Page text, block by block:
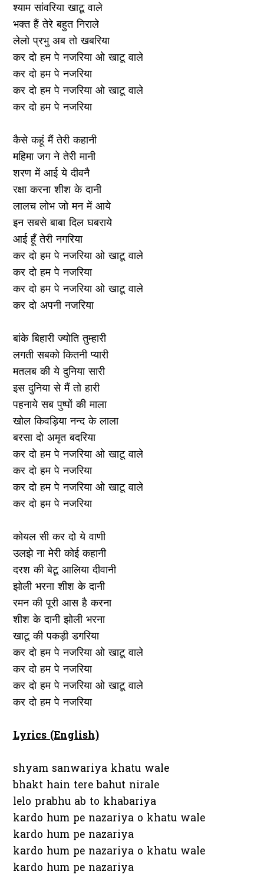
श्याम सांवरिया खाटू वाले
भक्त हैं तेरे बहुत निराले
लेलो प्रभु अब तो खबरिया
कर दो हम पे नजरिया ओ खाटू वाले
कर दो हम पे नजरिया
कर दो हम पे नजरिया ओ खाटू वाले
कर दो हम पे नजरिया
कैसे कहूं मैं तेरी कहानी
महिमा जग ने तेरी मानी
शरण में आई ये दीवनै
रक्षा करना शीश के दानी
लालच लोभ जो मन में आये
इन सबसे बाबा दिल घबराये
आई हूँ तेरी नगरिया
कर दो हम पे नजरिया ओ खाटू वाले
कर दो हम पे नजरिया
कर दो हम पे नजरिया ओ खाटू वाले
कर दो अपनी नजरिया
बांके बिहारी ज्योति तुम्हारी
लगती सबको कितनी प्यारी
मतलब की ये दुनिया सारी
इस दुनिया से मैं तो हारी
पहनाये सब पुष्पों की माला
खोल किवड़िया नन्द के लाला
बरसा दो अमृत बदरिया
कर दो हम पे नजरिया ओ खाटू वाले
कर दो हम पे नजरिया
कर दो हम पे नजरिया ओ खाटू वाले
कर दो हम पे नजरिया
कोयल सी कर दो ये वाणी
उलझे ना मेरी कोई कहानी
दरश की बेटू आलिया दीवानी
झोली भरना शीश के दानी
रमन की पूरी आस है करना
शीश के दानी झोली भरना
खाटू की पकड़ी डगरिया
कर दो हम पे नजरिया ओ खाटू वाले
कर दो हम पे नजरिया
कर दो हम पे नजरिया ओ खाटू वाले
कर दो हम पे नजरिया
Lyrics (English)
shyam sanwariya khatu wale
bhakt hain tere bahut nirale
lelo prabhu ab to khabariya
kardo hum pe nazariya o khatu wale
kardo hum pe nazariya
kardo hum pe nazariya o khatu wale
kardo hum pe nazariya